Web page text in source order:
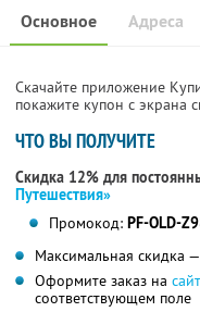
Основное Адреса
Скачайте приложение
покажите купон с экрана
ЧТО ВЫ ПОЛУЧИТЕ
Скидка 12% для
Путешествия»
Промокод: PF-OLD-
Максимальная скидка
Оформите заказ на
соответствующем поле